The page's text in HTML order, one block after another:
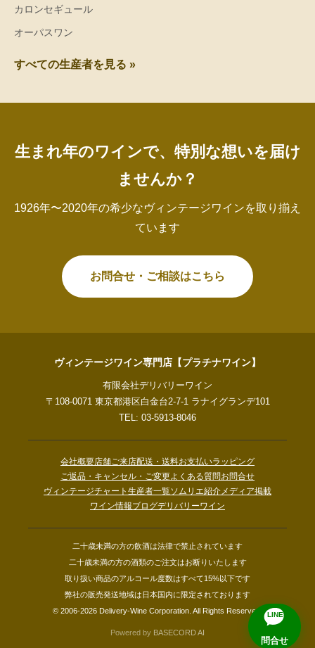
カロンセギュール
オーパスワン
すべての生産者を見る »
生まれ年のワインで、特別な想いを届け
ませんか？
1926年〜2020年の希少なヴィンテージワインを取り揃え
ています
お問合せ・ご相談はこちら
ヴィンテージワイン専門店【プラチナワイン】
有限会社デリバリーワイン
〒108-0071 東京都港区白金台2-7-1 ラナイグランデ101
TEL: 03-5913-8046
会社概要店舗ご来店配送・送料お支払いラッピング
ご返品・キャンセル・ご変更よくある質問お問合せ
ヴィンテージチャート 生産者一覧ソムリエ紹介メディア掲載
ワイン情報ブログデリバリーワイン
二十歳未満の方の飲酒は法律で禁止されています
二十歳未満の方の酒類のご注文はお断りいたします
取り扱い商品のアルコール度数はすべて15%以下です
弊社の販売発送地域は日本国内に限定されております
© 2006-2026 Delivery-Wine Corporation. All Rights Reserved.
Powered by BASECORD AI
LINE
問合せ